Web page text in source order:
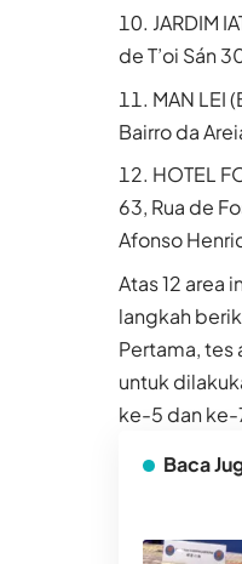
JARDIM
de T’oi Sán
MAN LEI
Bairro da
HOTEL
63, Rua de
Afonso
Atas 12 area
langkah
Pertama,
untuk
ke-5 dan ke-
Baca